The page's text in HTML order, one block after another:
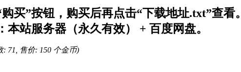
买”按钮，购买后再点击“下载地址.txt”查看。
本站服务器（永久有效） + 百度网盘。
: 71, 售价: 150 个金币)